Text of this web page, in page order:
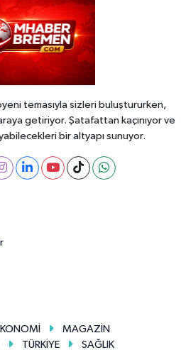
temasıyla sizleri buluştururken,
getiriyor. Şatafattan kaçınıyor ve
bir altyapı sunuyor.
MAGAZİN
TÜRKİYE SAĞLIK